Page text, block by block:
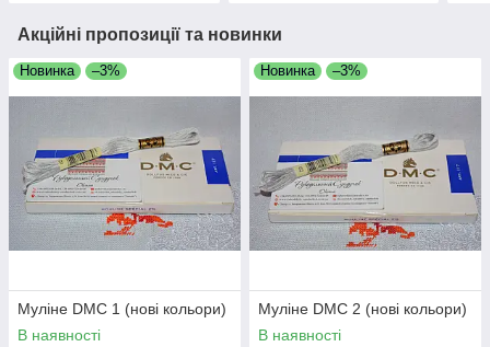
Акційні пропозиції та новинки
Новинка –3%
Муліне DMC 1 (нові кольори)
В наявності
Новинка –3%
Муліне DMC 2 (нові кольори)
В наявності